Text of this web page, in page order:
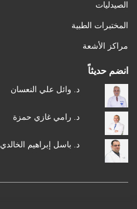
الصيدليات
المختبرات الطبية
مراكز الأشعة
انضم حديثاً
د. وائل علي النعسان
د. رامي غازي حمزة
د. باسل إبراهيم الخالدي